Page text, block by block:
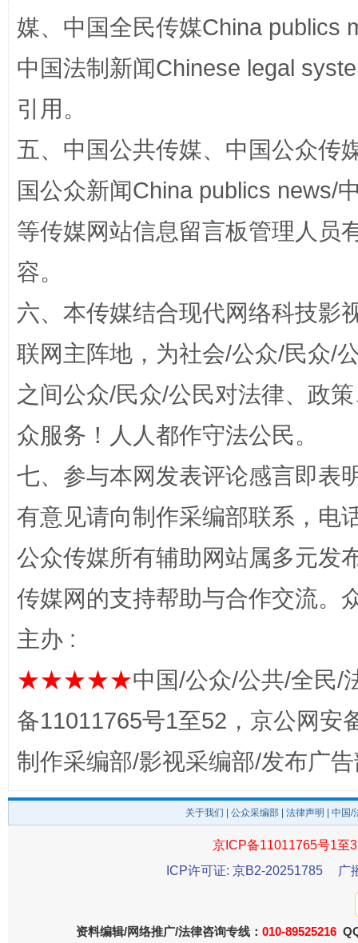
扯下公款旅游的“隐身衣” 如何以
“蜀中异人”王建安的艺术幻境
完善运行机制助力责任有效落实 一纸欠
东山县通报“牛蛙产品抗生素超标问题” 法
媒、中国全民传媒China publics
中国法制新闻Chinese legal
引用。
五、中国公共传媒、中国公众传
国公众新闻China publics news/
等传媒网站信息留言板管理人员
容。
六、本传媒结合现代网络科技影
联网主阵地，为社会/公众/民众/
之间公众/民众/公民对法律、政
众服务！人人都作守法公民。
七、参与本网发表评论感言即表
有意见请向制作采编部联系，电
公众传媒所有辅助网站属多元发
传媒网的支持帮助与合作交流。
主办 :
★★★★★中国/公众/公共/全民/
备11011765号1至52，京公网安
制作采编部/影视采编部/发布广
关于我们 公众采编部 法律声明 | 中国
京ICP备11011765号1至
ICP许可证: 京B2-20251785
广
资料编辑/网络推广/法律咨询专线： 010-89525216